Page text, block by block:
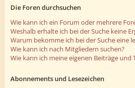
Die Foren durchsuchen
Wie kann ich ein Forum oder mehrere
Weshalb erhalte ich bei der Suche keine
Warum bekomme ich bei der Suche eine
Wie kann ich nach Mitgliedern suchen?
Wie kann ich meine eigenen Beiträge und
Abonnements und Lesezeichen